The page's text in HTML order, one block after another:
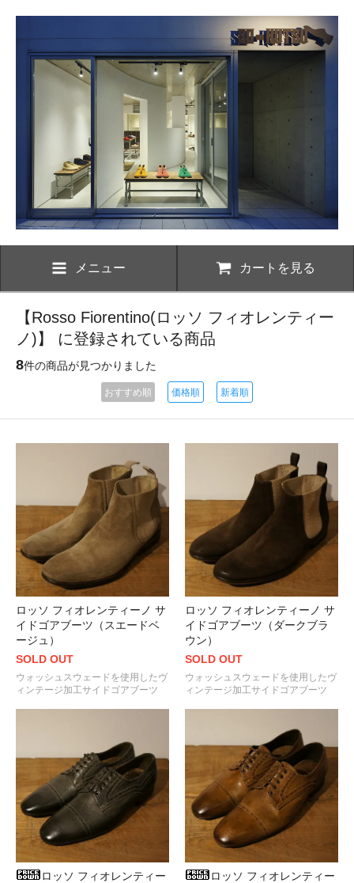
メニュー カートを見る
【Rosso Fiorentino(ロッソ フィオレンティー
ノ)】 に登録されている商品
8件の商品が見つかりました
おすすめ順 価格順 新着順
ロッソ フィオレンティーノ サ
イドゴアブーツ（スエードベ
ージュ）
SOLD OUT
ウォッシュスウェードを使用したヴ
ィンテージ加工サイドゴアブーツ
ロッソ フィオレンティーノ サ
イドゴアブーツ（ダークブラ
ウン）
SOLD OUT
ウォッシュスウェードを使用したヴ
ィンテージ加工サイドゴアブーツ
ロッソ フィオレンティー
ロッソ フィオレンティー